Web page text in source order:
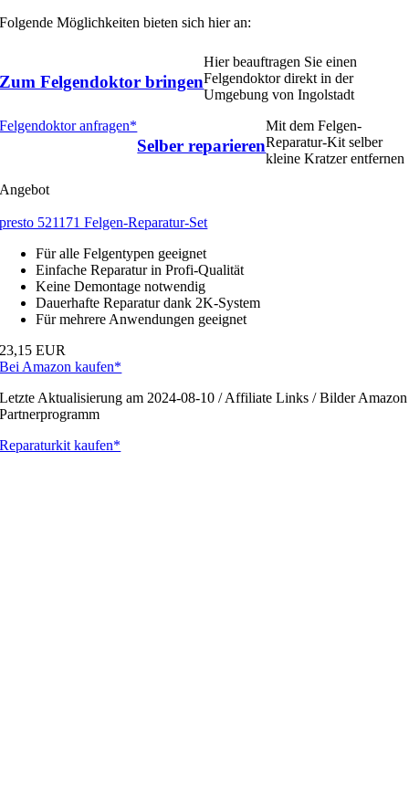
Folgende Möglichkeiten bieten sich hier an:
Zum Felgendoktor bringen
Hier beauftragen Sie einen
Felgendoktor direkt in der
Umgebung von Ingolstadt
Felgendoktor anfragen*
Selber reparieren
Mit dem Felgen-
Reparatur-Kit selber
kleine Kratzer entfernen
Angebot
presto 521171 Felgen-Reparatur-Set
Für alle Felgentypen geeignet
Einfache Reparatur in Profi-Qualität
Keine Demontage notwendig
Dauerhafte Reparatur dank 2K-System
Für mehrere Anwendungen geeignet
23,15 EUR
Bei Amazon kaufen*
Letzte Aktualisierung am 2024-08-10 / Affiliate Links / Bilder Amazon
Partnerprogramm
Reparaturkit kaufen*